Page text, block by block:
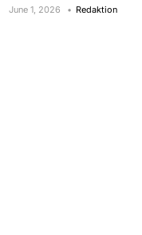
June 1, 2026 Redaktion